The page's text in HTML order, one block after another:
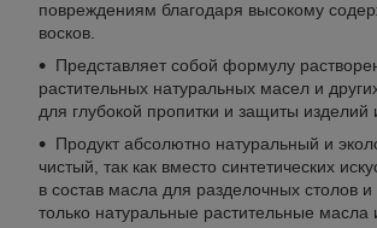
повреждениям благодаря высокому
восков.
Представляет собой формулу
растительных натуральных масел и
для глубокой пропитки и защиты изделий
Продукт абсолютно натуральный и
чистый, так как вместо синтетических
в состав масла для разделочных столов и
только натуральные растительные масла